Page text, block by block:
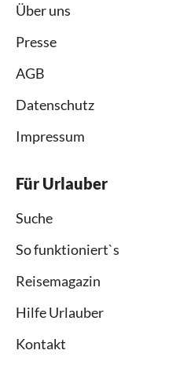
Über uns
Presse
AGB
Datenschutz
Impressum
Für Urlauber
Suche
So funktioniert`s
Reisemagazin
Hilfe Urlauber
Kontakt